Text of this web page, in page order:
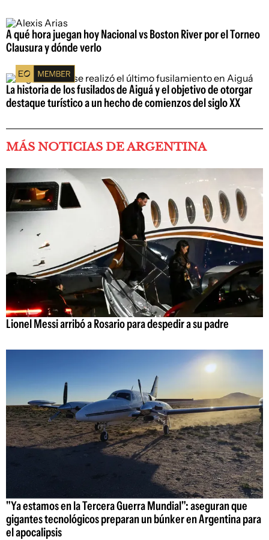
A qué hora juegan hoy Nacional vs Boston River por el Torneo
Clausura y dónde verlo
La historia de los fusilados de Aiguá y el objetivo de otorgar
destaque turístico a un hecho de comienzos del siglo XX
MÁS NOTICIAS DE ARGENTINA
Lionel Messi arribó a Rosario para despedir a su padre
"Ya estamos en la Tercera Guerra Mundial": aseguran que
gigantes tecnológicos preparan un búnker en Argentina para
el apocalipsis